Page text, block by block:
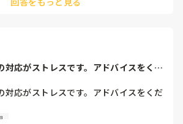
おもちゃ」という概念がまだ難しいよ
ちゃんだけで遊べるようにしました。
ゃん用のと他の子用で分けようとしま
具が少なくなったのが嫌で癇癪を起こ
さん苦情をいただきましたが、それを乗り
と思っています。
対応がストレスです。アドバイスをくだ
対応がストレスです。アドバイスをくだ